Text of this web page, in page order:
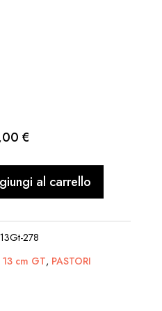
€
al carrello
13Gt-278
cm GT, PASTORI